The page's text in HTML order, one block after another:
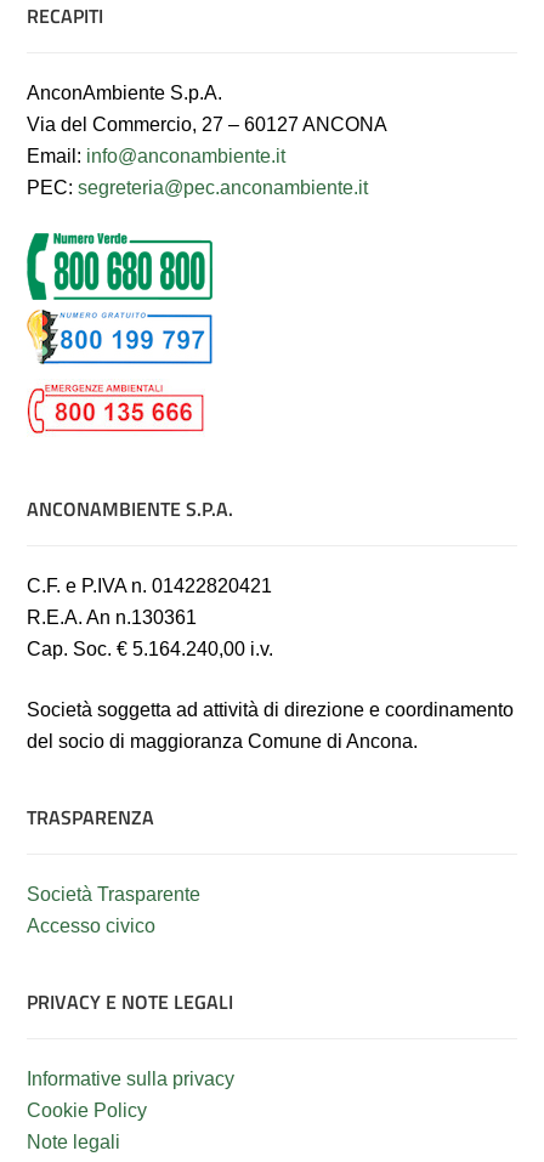
RECAPITI
AnconAmbiente S.p.A.
Via del Commercio, 27 – 60127 ANCONA
Email: info@anconambiente.it
PEC:segreteria@pec.anconambiente.it
ANCONAMBIENTE S.P.A.
C.F. e P.IVA n. 01422820421
R.E.A. An n.130361
Cap. Soc. € 5.164.240,00 i.v.
Società soggetta ad attività di direzione e coordinamento
del socio di maggioranza Comune di Ancona.
TRASPARENZA
Società Trasparente
Accesso civico
PRIVACY E NOTE LEGALI
Informative sulla privacy
Cookie Policy
Note legali